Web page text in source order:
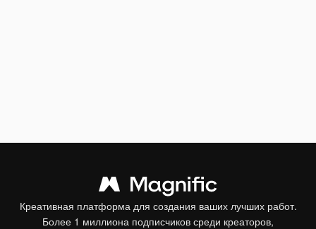
Креативная платформа для создания ваших лучших работ.
Более 1 миллиона подписчиков среди креаторов,